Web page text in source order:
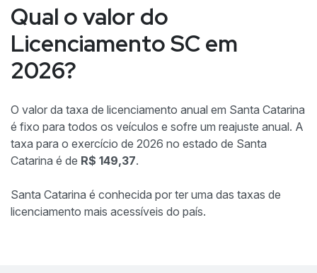
Qual o valor do
Licenciamento SC em
2026?
O valor da taxa de licenciamento anual em Santa Catarina
é fixo para todos os veículos e sofre um reajuste anual. A
taxa para o exercício de 2026 no estado de Santa
Catarina é de R$ 149,37.
Santa Catarina é conhecida por ter uma das taxas de
licenciamento mais acessíveis do país.